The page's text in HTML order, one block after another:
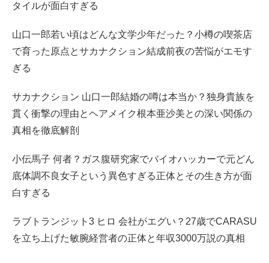
タイルが面白すぎる
山口一郎若い頃はどんな文学少年だった？小樽の喫茶店
で育った原点とサカナクション結成前夜の苦悩がエモす
ぎる
サカナクション 山口一郎結婚の噂は本当か？独身貴族を
貫く衝撃の理由とヘアメイク根本亜沙美との深い関係の
真相を徹底解剖
小伝馬子 何者？ガス腹研究家でバイオハッカーで元どん
底体調不良女子という異色すぎる正体とその生き方が面
白すぎる
ラブトランジット3 ヒロ 会社がエグい？27歳でCARASU
を立ち上げた敏腕経営者の正体と年収3000万説の真相